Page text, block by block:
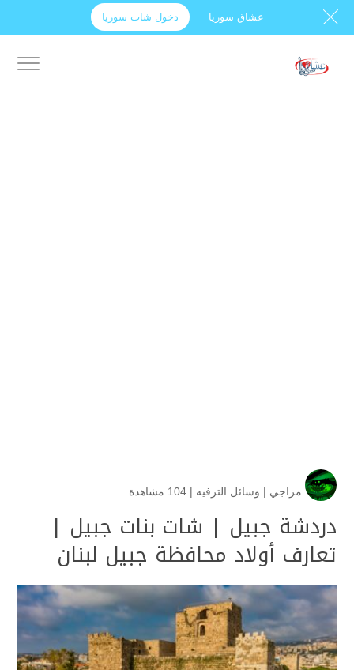
عشاق سوريا دخول شات سوريا
مزاجي | وسائل الترفيه | 104 مشاهدة
دردشة جبيل | شات بنات جبيل |
تعارف أولاد محافظة جبيل لبنان